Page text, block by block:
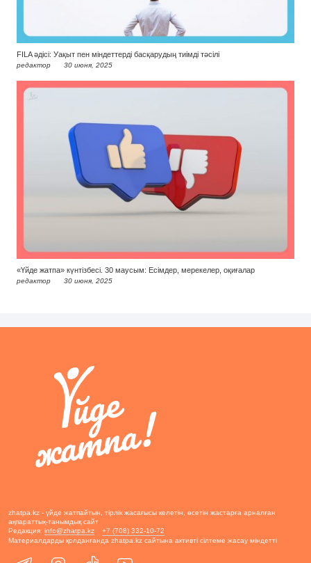
FILA әдісі: Уақыт пен міндеттерді басқарудың тиімді тәсілі
редактор 30 июня, 2025
«Үйде жатпа» күнтізбесі. 30 маусым: Есімдер, мерекелер, оқиғалар
редактор 30 июня, 2025
zhatpa.kz - үйде жатпайтын, тірлік жасағысы келетін, өсетін жастарға арналған
ақпараттық-танымдық сайт
Редакция: info@zhatpa.kz
+7 (708) 332-10-72
Материалдарды қолданғанда zhatpa.kz сайтына активті сілтеме жасау міндетті